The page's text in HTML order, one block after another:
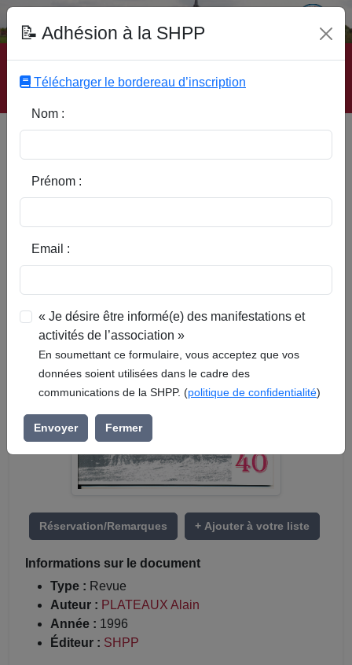
Accueil | Site SHPP | Auteurs | Editeurs | Rubriques |
Sous-Rubriques | Mots-Clefs | Contact
les albums de Croÿ
Réservation/Remarques + Ajouter à votre liste
Informations sur le document
Type : Revue
Auteur : PLATEAUX Alain
Année : 1996
Éditeur : SHPP
📝 Adhésion à la SHPP
Télécharger le bordereau d’inscription
Nom :
Prénom :
Email :
« Je désire être informé(e) des manifestations et
activités de l’association »
En soumettant ce formulaire, vous acceptez que vos
données soient utilisées dans le cadre des
communications de la SHPP. (politique de confidentialité)
Envoyer Fermer